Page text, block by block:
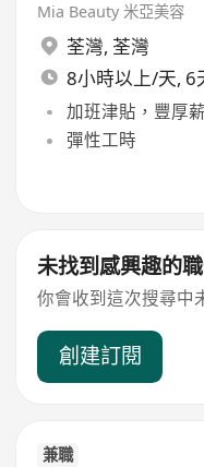
Mia Beauty 米亞美容
荃灣, 荃灣
8小時以上/天, 6
加班津貼，豐厚
彈性工時
未找到感興趣的
你會收到這次搜尋中
創建訂閱
兼職